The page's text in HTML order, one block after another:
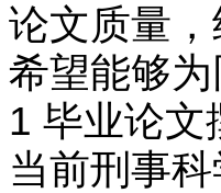
论文质量
希望能够
1 毕业论文
当前刑事